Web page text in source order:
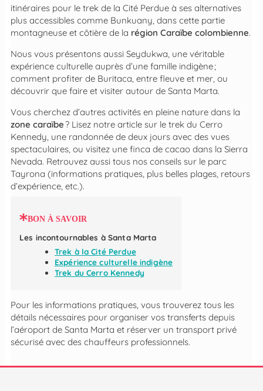
itinéraires pour le trek de la Cité Perdue à ses alternatives
plus accessibles comme Bunkuany, dans cette partie
montagneuse et côtière de la région Caraïbe colombienne.
Nous vous présentons aussi Seydukwa, une véritable
expérience culturelle auprès d’une famille indigène ;
comment profiter de Buritaca, entre fleuve et mer, ou
découvrir que faire et visiter autour de Santa Marta.
Vous cherchez d’autres activités en pleine nature dans la
zone caraïbe ? Lisez notre article sur le trek du Cerro
Kennedy, une randonnée de deux jours avec des vues
spectaculaires, ou visitez une finca de cacao dans la Sierra
Nevada. Retrouvez aussi tous nos conseils sur le parc
Tayrona (informations pratiques, plus belles plages, retours
d’expérience, etc.).
BON À SAVOIR
Les incontournables à Santa Marta
Trek à la Cité Perdue
Expérience culturelle indigène
Trek du Cerro Kennedy
Pour les informations pratiques, vous trouverez tous les
détails nécessaires pour organiser vos transferts depuis
l’aéroport de Santa Marta et réserver un transport privé
sécurisé avec des chauffeurs professionnels.